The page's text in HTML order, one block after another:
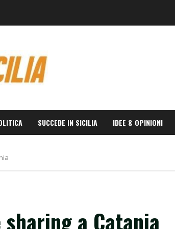
SUCCEDE IN SICILIA IDEE & OPINIONI
a Catania